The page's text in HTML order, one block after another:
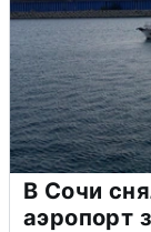
В Сочи
аэропорт